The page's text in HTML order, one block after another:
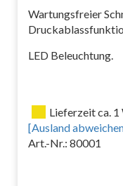
Wartungsfreier
LED Beleuchtung.
Lieferzeit ca. 1
[Ausland
Art.-Nr.: 80001